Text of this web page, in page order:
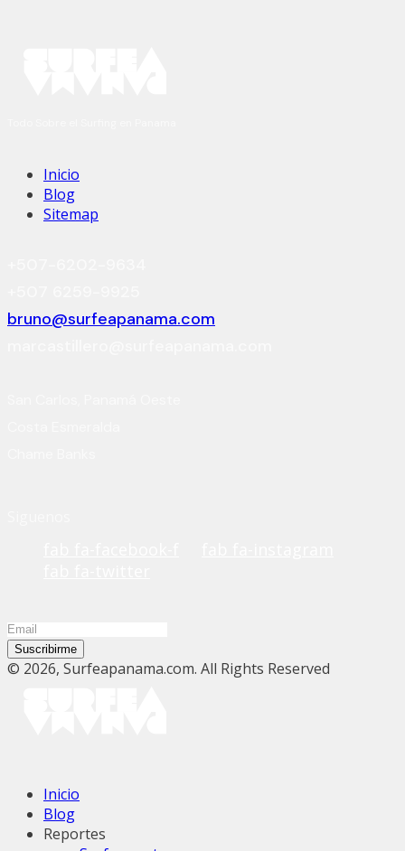
Inicio
Blog
Sitemap
bruno@surfeapanama.com
Suscribirme
© 2026, Surfeapanama.com. All Rights Reserved
Inicio
Blog
Reportes